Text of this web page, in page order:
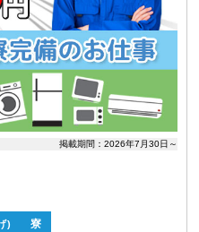
掲載期間：2026年7月30日～
) 寮